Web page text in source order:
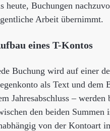
heute, Buchungen
Arbeit übernimmt.
eines T-Kontos
Buchung wird auf einer
als Text und dem
Jahresabschluss –
den beiden
von der Kontoart